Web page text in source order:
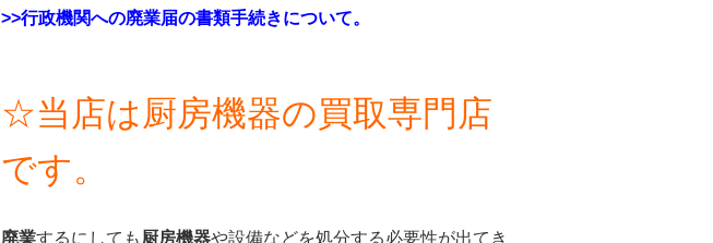
>>行政機関への廃業届の書類手続きについて。
☆当店は厨房機器の買取専門店
です。
廃業するにしても 厨房機器や設備などを処分する必要性が出てき